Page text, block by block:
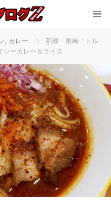
, カレー
那覇・泉崎「トル
シーカレー＆ライス